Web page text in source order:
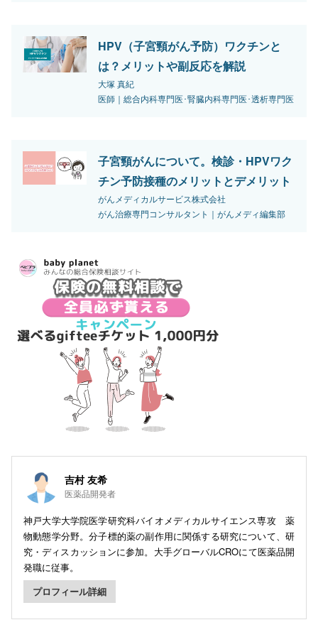
HPV（子宮頸がん予防）ワクチンと
は？メリットや副反応を解説
大塚 真紀
医師｜総合内科専門医･腎臓内科専門医･透析専門医
子宮頸がんについて。検診・HPVワク
チン予防接種のメリットとデメリット
がんメディカルサービス株式会社
がん治療専門コンサルタント｜がんメディ編集部
吉村 友希
医薬品開発者
神戸大学大学院医学研究科バイオメディカルサイエンス専攻 薬
物動態学分野。分子標的薬の副作用に関係する研究について、研
究・ディスカッションに参加。大手グローバルCROにて医薬品開
発職に従事。
プロフィール詳細